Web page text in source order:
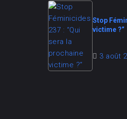
Stop
victime ?”
3 août